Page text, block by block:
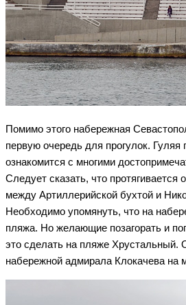
Помимо этого набережная
первую очередь для прогулок.
ознакомится с многими
Следует сказать, что протягивается
между Артиллерийской бухтой и
Необходимо упомянуть, что на
пляжа. Но желающие позагорать и
это сделать на пляже Хрустальный.
набережной адмирала Клокачева на